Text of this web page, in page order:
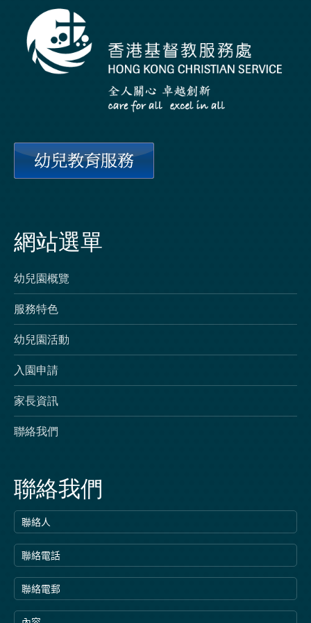
網站選單
幼兒園概覽
服務特色
幼兒園活動
入園申請
家長資訊
聯絡我們
聯絡我們